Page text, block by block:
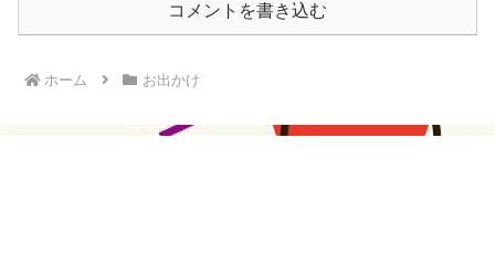
コメントを書き込む
ホーム お出かけ